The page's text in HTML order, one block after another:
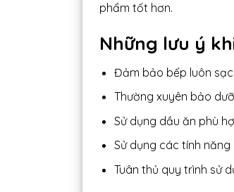
phẩm tốt hơn.
Những lưu ý
Đảm bảo bếp luôn
Thường xuyên bảo
Sử dụng dầu ăn phù
Sử dụng các tính
Tuân thủ quy trình sử